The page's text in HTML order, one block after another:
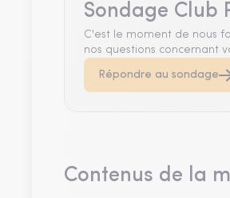
Sondage Club
C'est le moment de nous
nos questions concernant
Répondre au sondage
Contenus de la